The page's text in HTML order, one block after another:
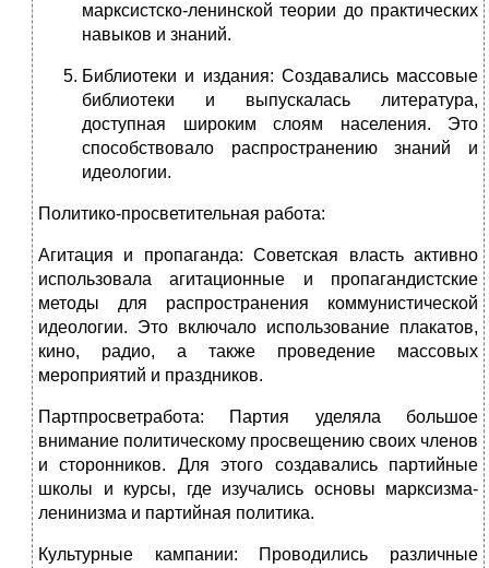
марксистско-ленинской теории до практических
навыков и знаний.
Библиотеки и издания: Создавались массовые
библиотеки и выпускалась литература,
доступная широким слоям населения. Это
способствовало распространению знаний и
идеологии.
Политико-просветительная работа:
Агитация и пропаганда: Советская власть активно
использовала агитационные и пропагандистские
методы для распространения коммунистической
идеологии. Это включало использование плакатов,
кино, радио, а также проведение массовых
мероприятий и праздников.
Партпросветработа: Партия уделяла большое
внимание политическому просвещению своих членов
и сторонников. Для этого создавались партийные
школы и курсы, где изучались основы марксизма-
ленинизма и партийная политика.
Культурные кампании: Проводились различные